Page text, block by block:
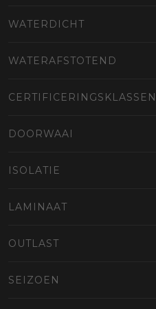
WATERDICHT
WATERAFSTOTEND
CERTIFICERINGSKLASSEN
DOORWAAI
ISOLATIE
LAMINAAT
OUTLAST
SEIZOEN